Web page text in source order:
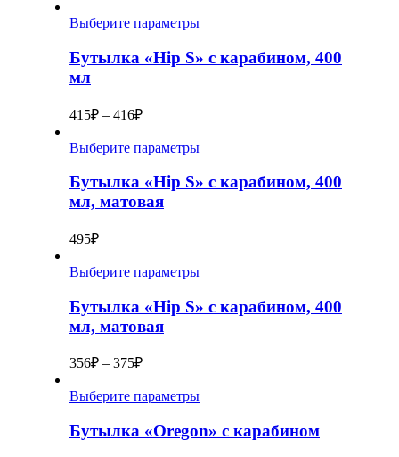
Выберите параметры
Бутылка «Hip S» с карабином, 400
мл
415₽ – 416₽
Выберите параметры
Бутылка «Hip S» с карабином, 400
мл, матовая
495₽
Выберите параметры
Бутылка «Hip S» с карабином, 400
мл, матовая
356₽ – 375₽
Выберите параметры
Бутылка «Oregon» с карабином